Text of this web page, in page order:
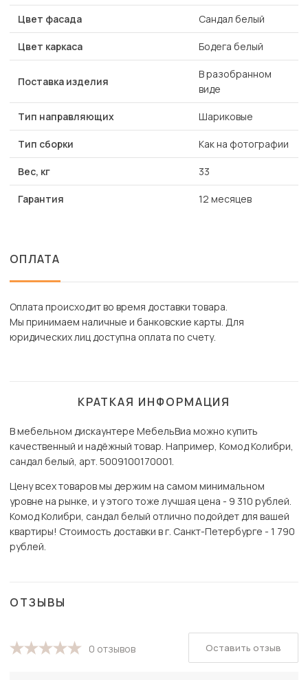
Цвет фасада Сандал белый
Цвет каркаса Бодега белый
Поставка изделия
В разобранном
виде
Тип направляющих Шариковые
Тип сборки Как на фотографии
Вес, кг 33
Гарантия 12 месяцев
ОПЛАТА
Оплата происходит во время доставки товара.
Мы принимаем наличные и банковские карты. Для
юридических лиц доступна оплата по счету.
КРАТКАЯ ИНФОРМАЦИЯ
В мебельном дискаунтере МебельВиа можно купить
качественный и надёжный товар. Например, Комод Колибри,
сандал белый, арт. 5009100170001.
Цену всех товаров мы держим на самом минимальном
уровне на рынке, и у этого тоже лучшая цена - 9 310 рублей.
Комод Колибри, сандал белый отлично подойдет для вашей
квартиры! Стоимость доставки в г. Санкт-Петербурге - 1 790
рублей.
ОТЗЫВЫ
0 отзывов Оставить отзыв